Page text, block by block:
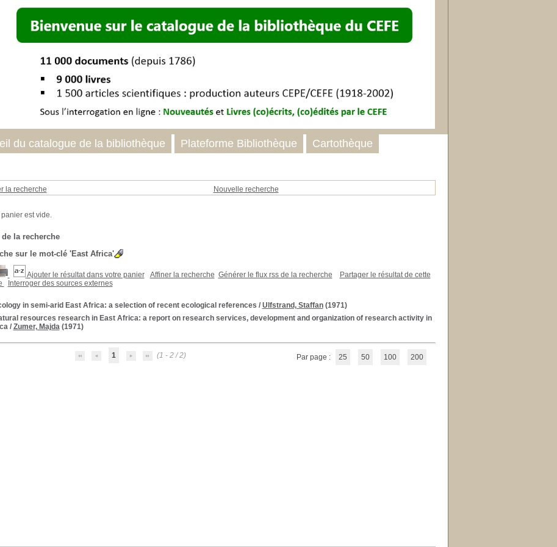
la recherche Nouvelle recherche
de la recherche
sur le mot-clé 'East Africa'
Ajouter le résultat dans votre panier Affiner la recherche Générer le flux rss de la recherche
Partager le résultat de cette
Interroger des sources externes
in semi-arid East Africa: a selection of recent ecological references / Ulfstrand, Staffan(1971)
resources research in East Africa: a report on research services, development and organization of research activity in
/ Zumer, Majda(1971)
1 (1 - 2 / 2) Par page : 25 50 100 200
du catalogue de la bibliothèque Plateforme Bibliothèque Cartothèque